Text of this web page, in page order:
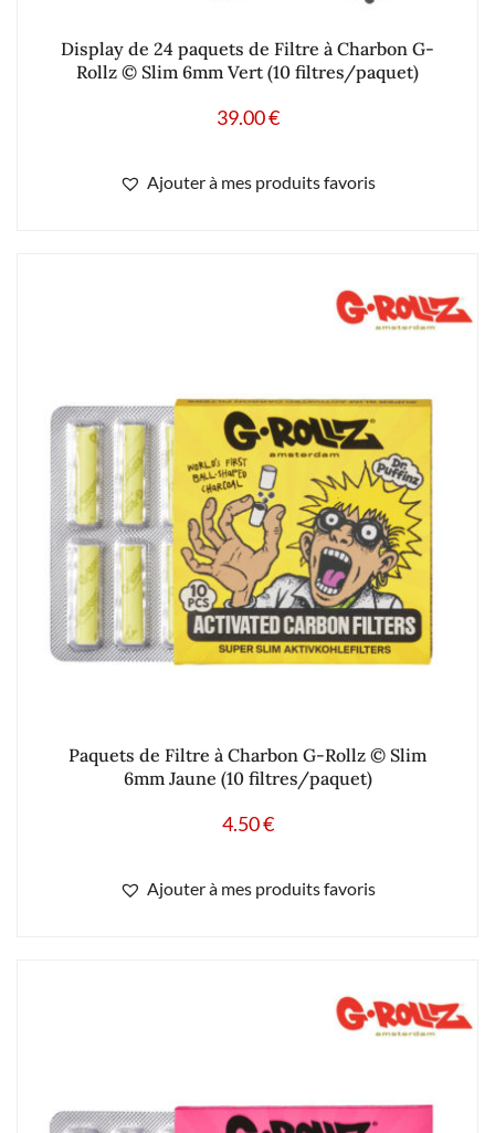
Display de 24 paquets de Filtre à Charbon G-
Rollz © Slim 6mm Vert (10 filtres/paquet)
39.00€
Ajouter à mes produits favoris
Paquets de Filtre à Charbon G-Rollz © Slim
6mm Jaune (10 filtres/paquet)
4.50€
Ajouter à mes produits favoris